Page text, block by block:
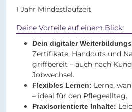
1 Jahr Mindestlaufzeit
Deine Vorteile auf einem Blick:
Dein digitaler
Zertifikate, Handouts und
griffbereit – auch nach
Jobwechsel.
Flexibles Lernen: Lerne,
– ideal für den Pflegealltag.
Praxisorientierte Inhalte: